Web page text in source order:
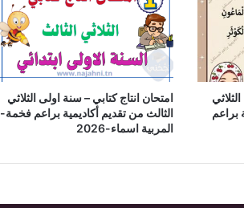
براعم
امتحان انتاج كتابي – سنة اولى الثلاثي
الثالث من تقديم أكاديمية براعم فخمة-
المربية اسماء-2026